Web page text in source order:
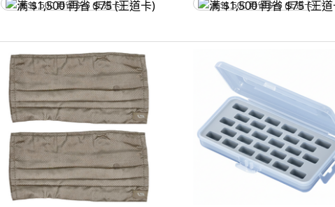
满 $1,500 再省 $75 (王道卡) 满 $1,500 再省 $75 (王道卡)